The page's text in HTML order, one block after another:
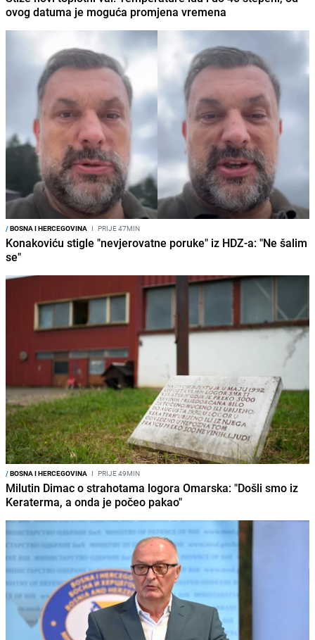
ovog datuma je moguća promjena vremena
/BOSNA I HERCEGOVINA I PRIJE 47MIN
Konakoviću stigle "nevjerovatne poruke" iz HDZ-a: "Ne šalim
se"
/BOSNA I HERCEGOVINA I PRIJE 49MIN
Milutin Dimac o strahotama logora Omarska: "Došli smo iz
Keraterma, a onda je počeo pakao"